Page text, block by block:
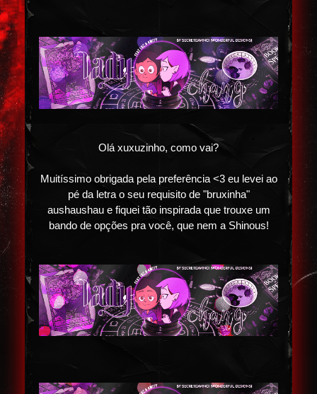
Olá xuxuzinho, como vai?
Muitíssimo obrigada pela preferência <3 eu levei ao
pé da letra o seu requisito de "bruxinha"
aushaushau e fiquei tão inspirada que trouxe um
bando de opções pra você, que nem a Shinous!